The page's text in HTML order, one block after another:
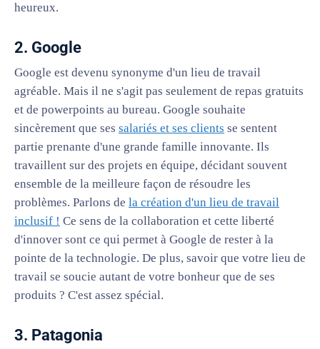
heureux.
2. Google
Google est devenu synonyme d'un lieu de travail
agréable. Mais il ne s'agit pas seulement de repas gratuits
et de powerpoints au bureau. Google souhaite
sincèrement que ses salariés et ses clients se sentent
partie prenante d'une grande famille innovante. Ils
travaillent sur des projets en équipe, décidant souvent
ensemble de la meilleure façon de résoudre les
problèmes. Parlons de la création d'un lieu de travail
inclusif ! Ce sens de la collaboration et cette liberté
d'innover sont ce qui permet à Google de rester à la
pointe de la technologie. De plus, savoir que votre lieu de
travail se soucie autant de votre bonheur que de ses
produits ? C'est assez spécial.
3. Patagonia